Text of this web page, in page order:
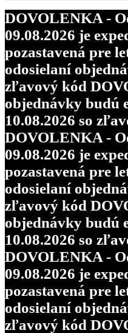
DOVOLENKA -
09.08.2026 je
pozastavená pre
odosielaní
zľavový kód
objednávky budú
10.08.2026 so
DOVOLENKA -
09.08.2026 je
pozastavená pre
odosielaní
zľavový kód
objednávky budú
10.08.2026 so
DOVOLENKA -
09.08.2026 je
pozastavená pre
odosielaní
zľavový kód